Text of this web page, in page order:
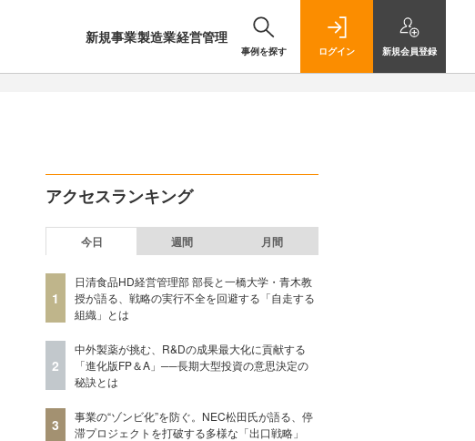
新規事業製造業経営管理
事例を探す ログイン 新規会員登録
アクセスランキング
今日 週間 月間
1
日清食品HD経営管理部 部長と一橋大学・青木教
授が語る、戦略の実行不全を回避する「自走する
組織」とは
2
中外製薬が挑む、R&Dの成果最大化に貢献する
「進化版FP＆A」──長期大型投資の意思決定の
秘訣とは
3
事業の“ゾンビ化”を防ぐ。NEC松田氏が語る、停
滞プロジェクトを打破する多様な「出口戦略」